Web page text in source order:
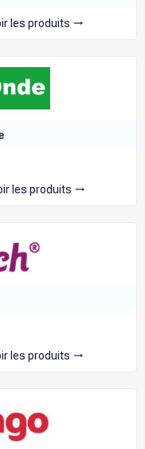
les produits trending_flat
les produits trending_flat
les produits trending_flat